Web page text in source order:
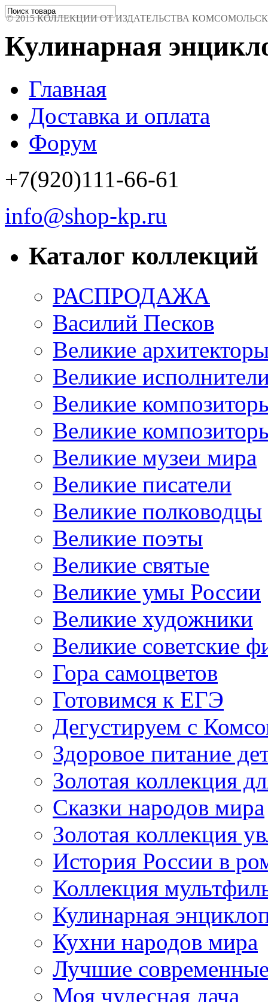
Кулинарная
Главная
Доставка и оплата
Форум
+7(920)111-66-61
info@shop-kp.ru
Каталог коллекций
РАСПРОДАЖА
Василий Песков
Великие
Великие
Великие
Великие
Великие музеи мира
Великие писатели
Великие полководцы
Великие поэты
Великие святые
Великие умы России
Великие художники
Великие советские
Гора самоцветов
Готовимся к ЕГЭ
Дегустируем с
Здоровое питание
Золотая коллекция
Сказки народов мира
Золотая коллекция
История России в
Коллекция
Кулинарная
Кухни народов мира
Лучшие
Моя чудесная дача
© 2015 КОЛЛЕКЦИИ ОТ ИЗДАТЕЛЬСТВА